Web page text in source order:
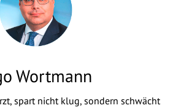
Wortmann
spart nicht klug, sondern schwächt